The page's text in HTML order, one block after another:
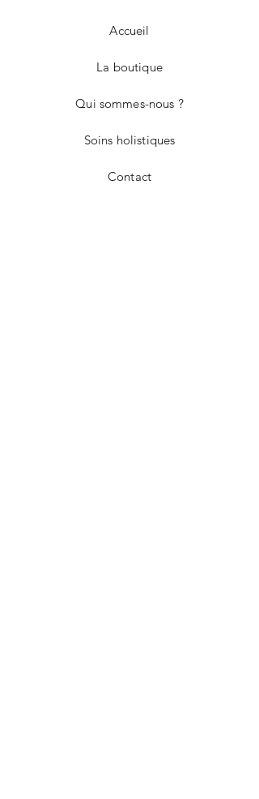
Accueil
La boutique
Qui sommes-nous ?
Soins holistiques
Contact